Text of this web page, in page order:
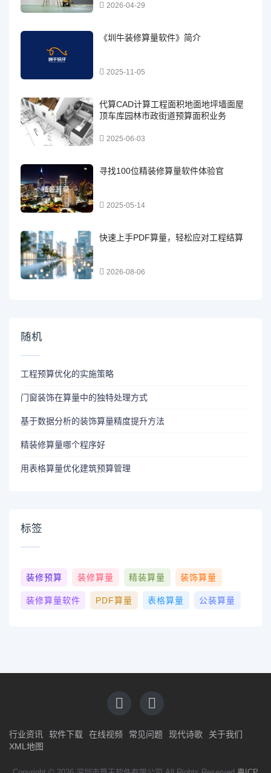
2026-04-29
《圳牛装修算量软件》简介
2025-11-05
代算CAD计算工程面积地面地坪墙面屋
顶车库园林市政街道预算面积业务
2025-06-03
寻找100位精装修算量软件体验官
2025-05-14
快速上手PDF算量，轻松应对工程结算
2026-08-06
随机
工程预算优化的实施策略
门窗装饰在算量中的独特处理方式
基于数据分析的装饰算量精度提升方法
精装修算量哪个程序好
用表格算量优化建筑预算管理
标签
装修预算 装修算量 精装算量 装饰算量
装修算量软件 PDF算量 表格算量 公装算量
行业资讯 软件下载 在线视频 常见问题 现代诗歌
关于我们
XML地图